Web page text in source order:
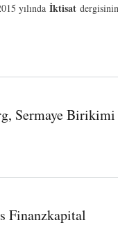
yılında İktisat dergisinin
Sermaye
Finanzkapital